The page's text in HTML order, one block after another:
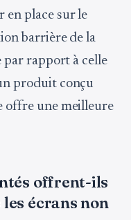
en place sur le
barrière de la
par rapport à celle
produit conçu
offre une meilleure
offrent-ils
écrans non